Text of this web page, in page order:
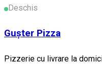
Deschis
Gușter Pizza
Pizzerie cu livrare la